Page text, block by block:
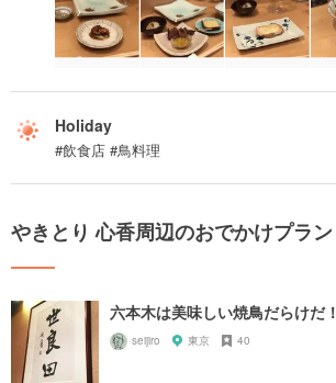
Holiday
#飲食店 #鳥料理
やきとり 心香周辺のおでかけプラン
六本木は美味しい焼鳥だらけだ！
seijiro 東京 40